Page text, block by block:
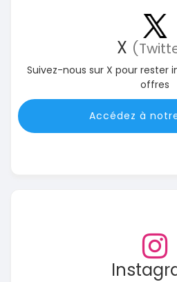
X
Suivez-nous sur X pour rester
offres
Accédez à